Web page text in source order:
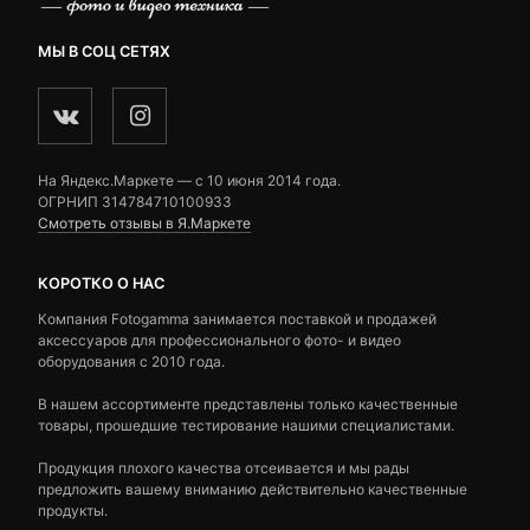
МЫ В СОЦ СЕТЯХ
На Яндекс.Маркете — c 10 июня 2014 года.
ОГРНИП 314784710100933
Смотреть отзывы в Я.Маркете
КОРОТКО О НАС
Компания Fotogamma занимается поставкой и продажей
аксессуаров для профессионального фото- и видео
оборудования с 2010 года.
В нашем ассортименте представлены только качественные
товары, прошедшие тестирование нашими специалистами.
Продукция плохого качества отсеивается и мы рады
предложить вашему вниманию действительно качественные
продукты.